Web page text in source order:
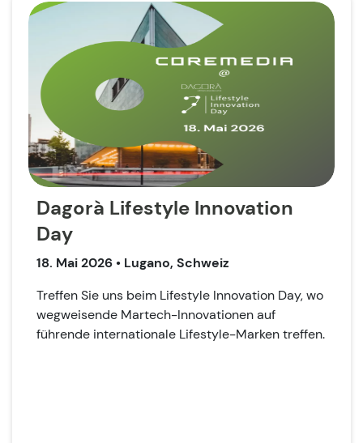
Dagorà Lifestyle Innovation
Day
18. Mai 2026 • Lugano, Schweiz
Treffen Sie uns beim Lifestyle Innovation Day, wo
wegweisende Martech-Innovationen auf
führende internationale Lifestyle-Marken treffen.